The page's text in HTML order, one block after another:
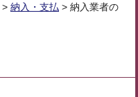
> 納入・支払 > 納入業者の